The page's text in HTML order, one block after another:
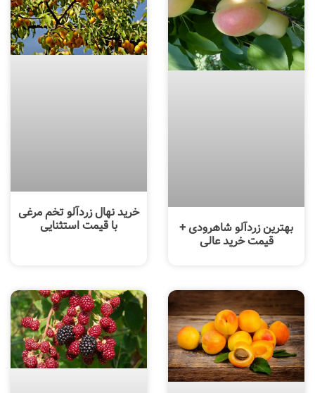
بهترین زردآلو شاهرودی +
قیمت خرید عالی
خرید نهال زردآلو تخم مرغی
با قیمت استثنایی